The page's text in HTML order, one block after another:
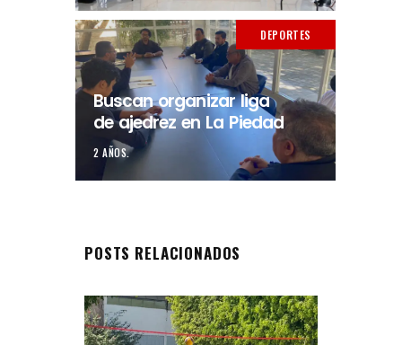
DEPORTES
Buscan organizar liga
de ajedrez en La Piedad
2 AÑOS.
POSTS RELACIONADOS